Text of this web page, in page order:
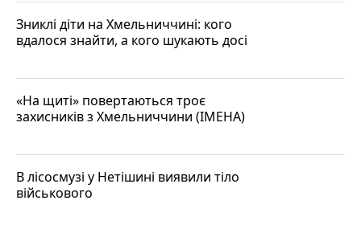
Зниклі діти на Хмельниччині: кого
вдалося знайти, а кого шукають досі
«На щиті» повертаються троє
захисників з Хмельниччини (ІМЕНА)
В лісосмузі у Нетішині виявили тіло
військового